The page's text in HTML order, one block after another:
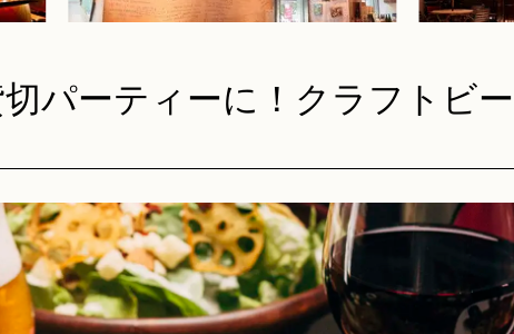
ル席
ベルギー
ティーク
やデート
事が楽し
貸
ーツ
ス席
天候を気にせず利用できる全天候型のテ
ラス席。開放感あふれる空間で、ランチ
や夜のビアガーデン利用にも大変おすす
めです。
パーティーに！クラフトビ